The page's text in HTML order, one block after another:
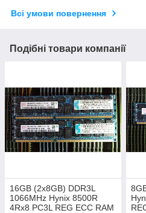
Всі умови повернення
Подібні товари компанії
16GB (2x8GB) DDR3L
1066MHz Hynix 8500R
4Rx8 PC3L REG ECC RAM